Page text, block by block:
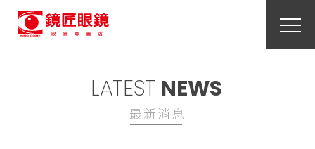
LATEST NEWS
最新消息